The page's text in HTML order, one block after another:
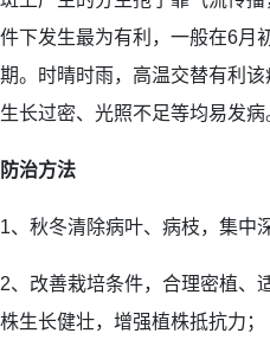
件下发生最为有利，一般在6月
期。时晴时雨，高温交替有利
生长过密、光照不足等均易发病
防治方法
1、秋冬清除病叶、病枝，集中
2、改善栽培条件，合理密植、
株生长健壮，增强植株抵抗力；